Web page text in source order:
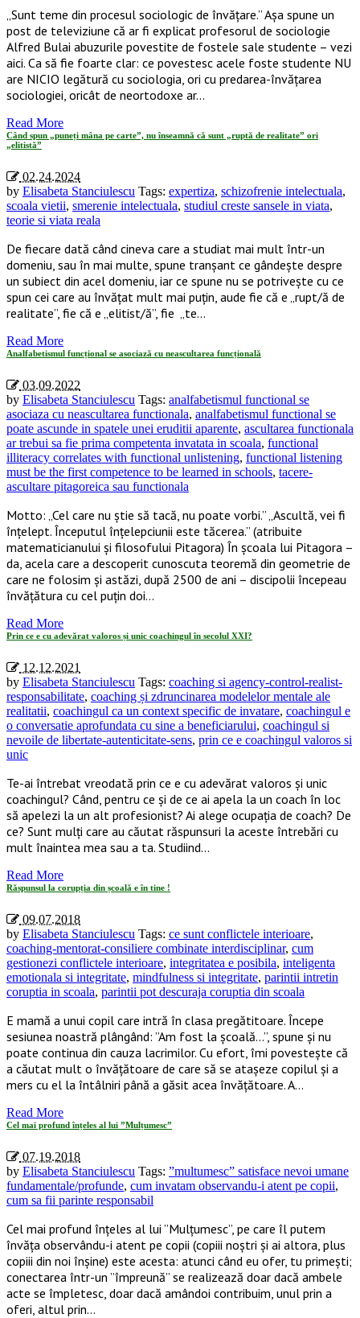
„Sunt teme din procesul sociologic de învățare.” Așa spune un
post de televiziune că ar fi explicat profesorul de sociologie
Alfred Bulai abuzurile povestite de fostele sale studente – vezi
aici. Ca să fie foarte clar: ce povestesc acele foste studente NU
are NICIO legătură cu sociologia, ori cu predarea-învățarea
sociologiei, oricât de neortodoxe ar…
Read More
Când spun „puneți mâna pe carte”, nu înseamnă că sunt „ruptă de realitate” ori
„elitistă”
02.24.2024
by Elisabeta Stanciulescu Tags: expertiza, schizofrenie intelectuala,
scoala vietii, smerenie intelectuala, studiul creste sansele in viata,
teorie si viata reala
De fiecare dată când cineva care a studiat mai mult într-un
domeniu, sau în mai multe, spune tranșant ce gândește despre
un subiect din acel domeniu, iar ce spune nu se potrivește cu ce
spun cei care au învățat mult mai puțin, aude fie că e „rupt/ă de
realitate”, fie că e „elitist/ă”, fie „te…
Read More
Analfabetismul funcțional se asociază cu neascultarea funcțională
03.09.2022
by Elisabeta Stanciulescu Tags: analfabetismul functional se
asociaza cu neascultarea functionala, analfabetismul functional se
poate ascunde in spatele unei eruditii aparente, ascultarea functionala
ar trebui sa fie prima competenta invatata in scoala, functional
illiteracy correlates with functional unlistening, functional listening
must be the first competence to be learned in schools, tacere-
ascultare pitagoreica sau functionala
Motto: „Cel care nu știe să tacă, nu poate vorbi.” „Ascultă, vei fi
înțelept. Începutul înțelepciunii este tăcerea.” (atribuite
matematicianului și filosofului Pitagora) În școala lui Pitagora –
da, acela care a descoperit cunoscuta teoremă din geometrie de
care ne folosim și astăzi, după 2500 de ani – discipolii începeau
învățătura cu cel puțin doi…
Read More
Prin ce e cu adevărat valoros și unic coachingul în secolul XXI?
12.12.2021
by Elisabeta Stanciulescu Tags: coaching si agency-control-realist-
responsabilitate, coaching și zdruncinarea modelelor mentale ale
realitatii, coachingul ca un context specific de invatare, coachingul e
o conversatie aprofundata cu sine a beneficiarului, coachingul si
nevoile de libertate-autenticitate-sens, prin ce e coachingul valoros si
unic
Te-ai întrebat vreodată prin ce e cu adevărat valoros și unic
coachingul? Când, pentru ce și de ce ai apela la un coach în loc
să apelezi la un alt profesionist? Ai alege ocupația de coach? De
ce? Sunt mulți care au căutat răspunsuri la aceste întrebări cu
mult înaintea mea sau a ta. Studiind…
Read More
Răspunsul la corupția din școală e în tine !
09.07.2018
by Elisabeta Stanciulescu Tags: ce sunt conflictele interioare,
coaching-mentorat-consiliere combinate interdisciplinar, cum
gestionezi conflictele interioare, integritatea e posibila, inteligenta
emotionala si integritate, mindfulness si integritate, parintii intretin
coruptia in scoala, parintii pot descuraja coruptia din scoala
E mamă a unui copil care intră în clasa pregătitoare. Începe
sesiunea noastră plângând: ”Am fost la școală…”, spune și nu
poate continua din cauza lacrimilor. Cu efort, îmi povestește că
a căutat mult o învățătoare de care să se atașeze copilul și a
mers cu el la întâlniri până a găsit acea învățătoare. A…
Read More
Cel mai profund înțeles al lui ”Mulțumesc”
07.19.2018
by Elisabeta Stanciulescu Tags: ”multumesc” satisface nevoi umane
fundamentale/profunde, cum invatam observandu-i atent pe copii,
cum sa fii parinte responsabil
Cel mai profund înțeles al lui ”Mulțumesc”, pe care îl putem
învăța observându-i atent pe copii (copiii noștri și ai altora, plus
copiii din noi înșine) este acesta: atunci când eu ofer, tu primești;
conectarea într-un ”împreună” se realizează doar dacă ambele
acte se împletesc, doar dacă amândoi contribuim, unul prin a
oferi, altul prin…